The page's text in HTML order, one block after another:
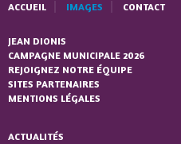
ACCUEIL IMAGES CONTACT
JEAN DIONIS
CAMPAGNE MUNICIPALE 2026
REJOIGNEZ NOTRE ÉQUIPE
SITES PARTENAIRES
MENTIONS LÉGALES
ACTUALITÉS